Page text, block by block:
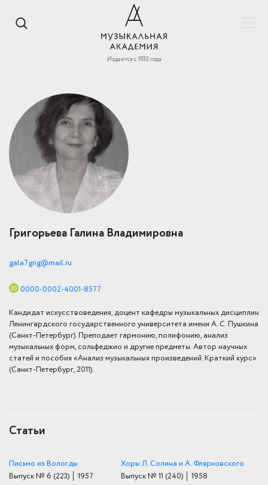
Издается с 1933 года
Григорьева Галина Владимировна
gala7grig@mail.ru
0000-0002-4001-8577
Кандидат искусствоведения, доцент кафедры музыкальных дисциплин
Ленингардского государственного университета имени А. С. Пушкина
(Санкт-Петербург). Преподает гармонию, полифонию, анализ
музыкальных форм, сольфеджио и другие предметы. Автор научных
статей и пособия «Анализ музыкальных произведений. Краткий курс»
(Санкт-Петербург, 2011).
Статьи
Письмо из Вологды
Выпуск № 6 (223) │ 1957
Хоры Л. Солина и А. Флярковского
Выпуск № 11 (240) │ 1958